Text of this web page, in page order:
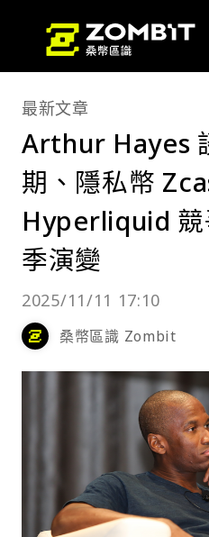
最新文章
Arthur Hayes
期、隱私幣
Hyperliquid 競
季演變
2025/11/11 17:10
桑幣區識 Zombit